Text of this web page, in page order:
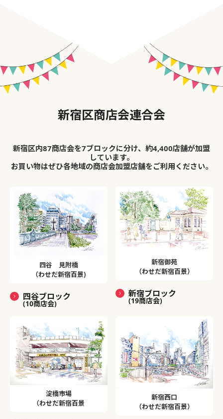
新宿区商店会連合会
新宿区内87商店会を7ブロックに分け、約4,400店舗が加盟
しています。
お買い物はぜひ各地域の商店会加盟店舗をご利用ください。
四谷 見附橋
（わせだ新宿百景)
四谷ブロック
(10商店会)
新宿御苑
（わせだ新宿百景）
新宿ブロック
(19商店会)
淀橋市場
（わせだ新宿百景
新宿西口
（わせだ新宿百景）